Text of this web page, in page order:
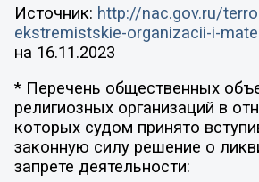
Источник: http://nac.gov.ru/
ekstremistskie-organizacii-i-
на 16.11.2023
* Перечень общественных
религиозных организаций в
которых судом принято
законную силу решение о
запрете деятельности: